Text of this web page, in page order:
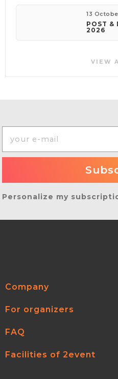
13
POST &
2026
VIEW
Personalize my
Company
For organizers
FAQ
Facilities of 2event